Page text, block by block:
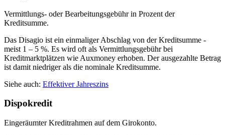
Vermittlungs- oder Bearbeitungsgebühr in Prozent der
Kreditsumme.
Das Disagio ist ein einmaliger Abschlag von der Kreditsumme -
meist 1 – 5 %. Es wird oft als Vermittlungsgebühr bei
Kreditmarktplätzen wie Auxmoney erhoben. Der ausgezahlte Betrag
ist damit niedriger als die nominale Kreditsumme.
Siehe auch: Effektiver Jahreszins
Dispokredit
Eingeräumter Kreditrahmen auf dem Girokonto.